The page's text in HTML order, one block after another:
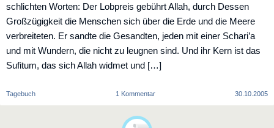
schlichten Worten: Der Lobpreis gebührt Allah, durch Dessen
Großzügigkeit die Menschen sich über die Erde und die Meere
verbreiteten. Er sandte die Gesandten, jeden mit einer Schari’a
und mit Wundern, die nicht zu leugnen sind. Und ihr Kern ist das
Sufitum, das sich Allah widmet und […]
Tagebuch 1 Kommentarzu
Der
30.10.2005